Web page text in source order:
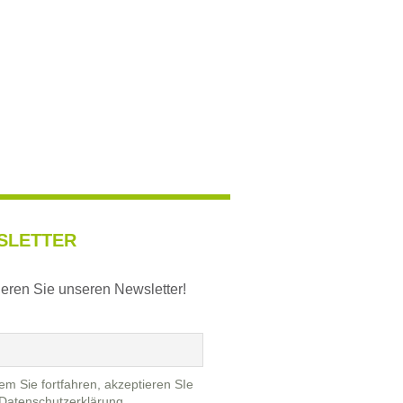
Sie unseren Newsletter!
Sie fortfahren, akzeptieren SIe